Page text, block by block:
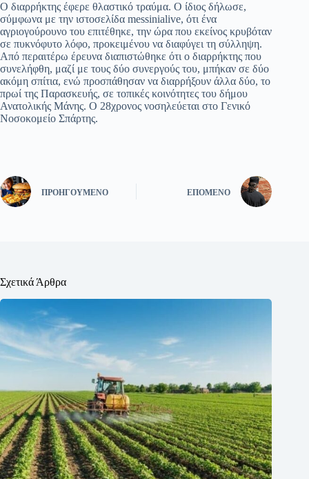
Ο διαρρήκτης έφερε θλαστικό τραύμα. Ο ίδιος δήλωσε,
σύμφωνα με την ιστοσελίδα messinialive, ότι ένα
αγριογούρουνο του επιτέθηκε, την ώρα που εκείνος κρυβόταν
σε πυκνόφυτο λόφο, προκειμένου να διαφύγει τη σύλληψη.
Από περαιτέρω έρευνα διαπιστώθηκε ότι ο διαρρήκτης που
συνελήφθη, μαζί με τους δύο συνεργούς του, μπήκαν σε δύο
ακόμη σπίτια, ενώ προσπάθησαν να διαρρήξουν άλλα δύο, το
πρωί της Παρασκευής, σε τοπικές κοινότητες του δήμου
Ανατολικής Μάνης. Ο 28χρονος νοσηλεύεται στο Γενικό
Νοσοκομείο Σπάρτης.
ΠΡΟΗΓΟΎΜΕΝΟ ΕΠΌΜΕΝΟ
Σχετικά Άρθρα